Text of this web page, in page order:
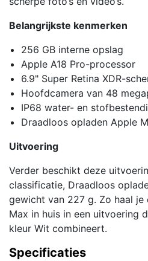
Belangrijkste kenmerken
256 GB interne opslag
Apple A18 Pro-processor
6.9" Super Retina XDR-
Hoofdcamera van 48
IP68 water- en
Draadloos opladen Apple
Uitvoering
Verder beschikt deze
classificatie, Draadloos
gewicht van 227 g. Zo haal je
Max in huis in een uitvoering
kleur Wit combineert.
Specificaties